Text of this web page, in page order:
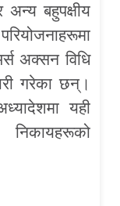
बहुपक्षीय
अक्सन विधि
गरेका छन्।
यही
निकायहरूको